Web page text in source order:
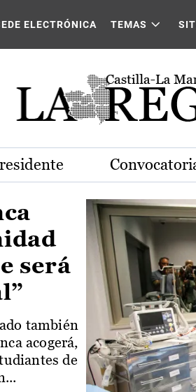
La
ELECTRÓNICA TEMAS
será
también
acogerá,
de